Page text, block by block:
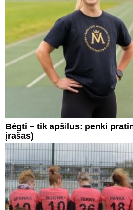
Bėgti – tik apšilus: penki
įrašas)